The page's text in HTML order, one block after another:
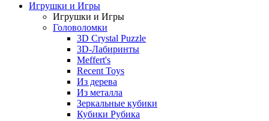
Игрушки и Игры
Игрушки и Игры
Головоломки
3D Crystal Puzzle
3D-Лабиринты
Meffert's
Recent Toys
Из дерева
Из металла
Зеркальные кубики
Кубики Рубика